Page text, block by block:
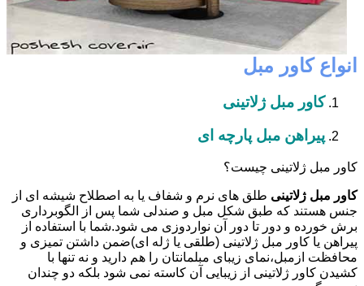
انواع کاور مبل
کاور مبل ژلاتینی
پیراهن مبل پارچه ای
کاور مبل ژلاتینی چیست؟
کاور مبل ژلاتینی طلق های نرم و شفاف یا به اصطلاح شیشه ای از
جنس هستند که طبق شکل مبل و صندلی شما پس از الگوبرداری
برش خورده و دور تا دور آن نواردوزی می شود.شما با استفاده از
پیراهن یا کاور مبل ژلاتینی (طلقی یا ژله ای)ضمن داشتن تمیزی و
محافظت ازمبل،نمای زیبای مبلمانتان را هم دارید و نه تنها با
کشیدن کاور ژلاتینی از زیبایی آن کاسته نمی شود بلکه دو چندان